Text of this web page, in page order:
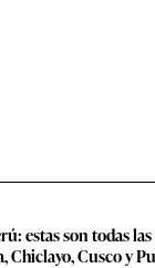
estas son todas
Chiclayo, Cusco y